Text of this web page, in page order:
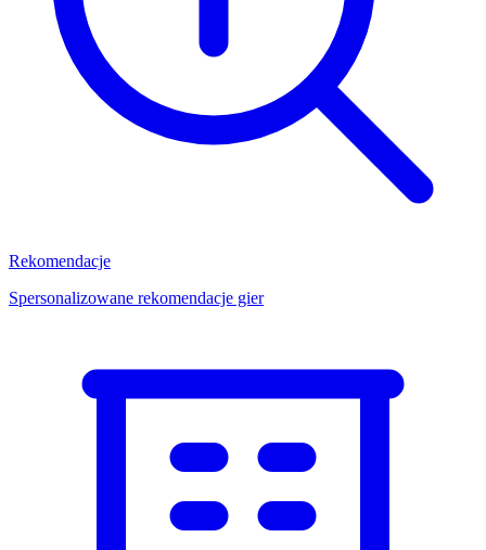
Rekomendacje
Spersonalizowane rekomendacje gier